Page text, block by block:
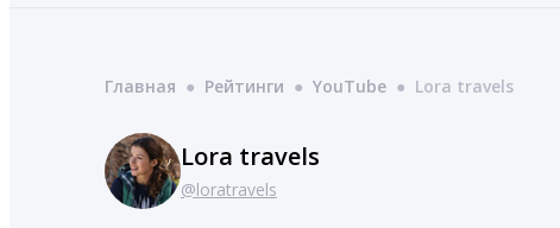
Главная ● Рейтинги ● YouTube ● Lora travels
Lora travels
@loratravels